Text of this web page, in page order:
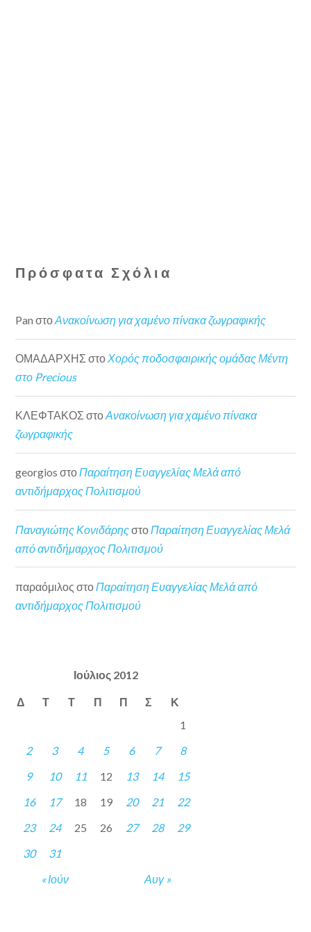
Πρόσφατα Σχόλια
Pan στοΑνακοίνωση για χαμένο πίνακα ζωγραφικής
ΟΜΑΔΑΡΧΗΣ στοΧορός ποδοσφαιρικής ομάδας Μέντη
στο Precious
ΚΛΕΦΤΑΚΟΣ στοΑνακοίνωση για χαμένο πίνακα
ζωγραφικής
georgios στοΠαραίτηση Ευαγγελίας Μελά από
αντιδήμαρχος Πολιτισμού
Παναγιώτης Κονιδάρηςστο Παραίτηση Ευαγγελίας Μελά
από αντιδήμαρχος Πολιτισμού
παραόμιλος στοΠαραίτηση Ευαγγελίας Μελά από
αντιδήμαρχος Πολιτισμού
Ιούλιος 2012
Δ Τ Τ Π Π Σ Κ
« Ιούν Αυγ »
1
2
3 4 5 6 7
8
9
10 11 12 13 14
15
16
17 18 19 20 21
22
23
24 25 26 27 28
29
30
31